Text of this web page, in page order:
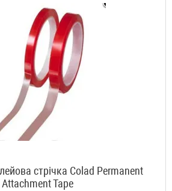
стрічка Colad Permanent
Attachment Tape